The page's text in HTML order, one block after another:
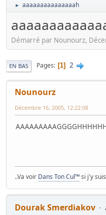
► aaaaaaaaaaaaaaah
Démarré par Nounourz,
EN BAS Pages 1 2
Nounourz
Décembre 16, 2005, 12:22:08
..Va voir Dans Ton Cul™si j'y
Dourak Smerdiakov